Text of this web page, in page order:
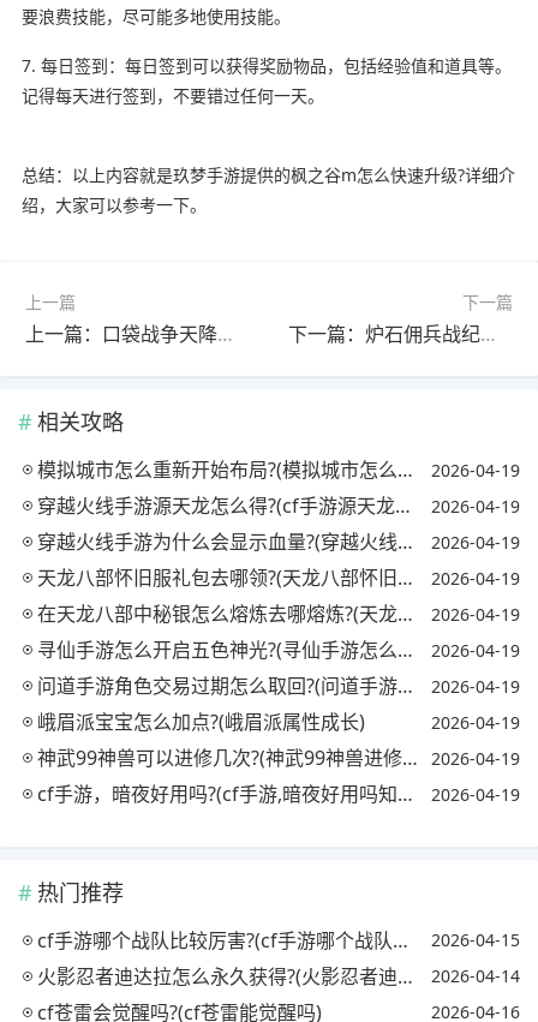
要浪费技能，尽可能多地使用技能。
7. 每日签到：每日签到可以获得奖励物品，包括经验值和道具等。
记得每天进行签到，不要错过任何一天。
总结：以上内容就是玖梦手游提供的枫之谷m怎么快速升级?详细介
绍，大家可以参考一下。
上一篇
上一篇：口袋战争天降奇兵为什么玩不了?(口袋战争之天降奇兵不能玩了?)
下一篇
下一篇：炉石佣兵战纪有什么奖励?(炉石佣兵战纪任务奖励)
相关攻略
模拟城市怎么重新开始布局?(模拟城市怎么样重新布局) 2026-04-19
穿越火线手游源天龙怎么得?(cf手游源天龙怎么获得) 2026-04-19
穿越火线手游为什么会显示血量?(穿越火线手机版显示的血量怎么开) 2026-04-19
天龙八部怀旧服礼包去哪领?(天龙八部怀旧服哪里有礼包) 2026-04-19
在天龙八部中秘银怎么熔炼去哪熔炼?(天龙八部秘银溶剂怎么获得) 2026-04-19
寻仙手游怎么开启五色神光?(寻仙手游怎么开启五色神光任务) 2026-04-19
问道手游角色交易过期怎么取回?(问道手游角色过期哪里取回) 2026-04-19
峨眉派宝宝怎么加点?(峨眉派属性成长) 2026-04-19
神武99神兽可以进修几次?(神武99神兽进修后属性) 2026-04-19
cf手游，暗夜好用吗?(cf手游,暗夜好用吗知乎) 2026-04-19
热门推荐
cf手游哪个战队比较厉害?(cf手游哪个战队最强) 2026-04-15
火影忍者迪达拉怎么永久获得?(火影忍者迪达拉怎么获取) 2026-04-14
cf苍雷会觉醒吗?(cf苍雷能觉醒吗) 2026-04-16